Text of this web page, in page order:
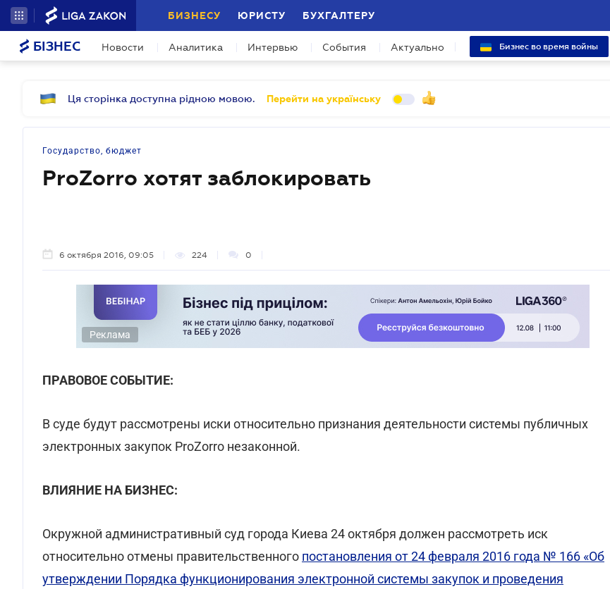
БИЗНЕСУ ЮРИСТУ БУХГАЛТЕРУ
БІЗНЕС Новости Аналитика Интервью События Актуально Бизнес во время войны
Ця сторінка доступна рідною мовою. Перейти на українську
Государство, бюджет
ProZorro хотят заблокировать
6 октября 2016, 09:05 224 0
Реклама
ПРАВОВОЕ СОБЫТИЕ:
В суде будут рассмотрены иски относительно признания деятельности системы публичных
электронных закупок ProZorro незаконной.
ВЛИЯНИЕ НА БИЗНЕС:
Окружной административный суд города Киева 24 октября должен рассмотреть иск
относительно отмены правительственного постановления от 24 февраля 2016 года № 166 «Об
утверждении Порядка функционирования электронной системы закупок и проведения